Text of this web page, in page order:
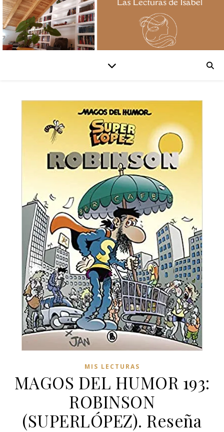
MIS LECTURAS
MAGOS DEL HUMOR 193:
ROBINSON
(SUPERLÓPEZ). Reseña